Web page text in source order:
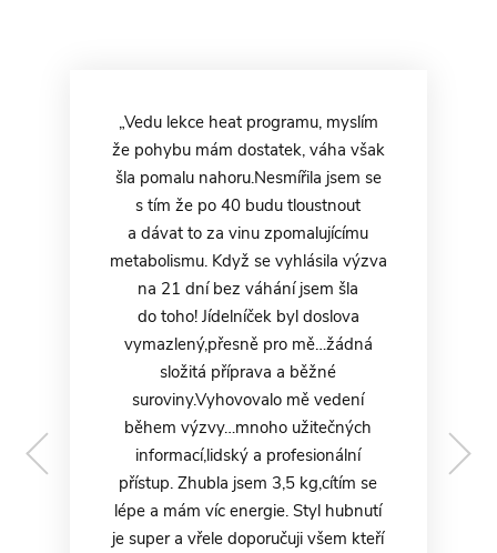
„Vedu lekce heat programu, myslím
že pohybu mám dostatek, váha však
šla pomalu nahoru.Nesmířila jsem se
s tím že po 40 budu tloustnout
a dávat to za vinu zpomalujícímu
metabolismu. Když se vyhlásila výzva
na 21 dní bez váhání jsem šla
do toho! Jídelníček byl doslova
vymazlený,přesně pro mě…žádná
složitá příprava a běžné
suroviny.Vyhovovalo mě vedení
během výzvy…mnoho užitečných
informací,lidský a profesionální
přístup. Zhubla jsem 3,5 kg,cítím se
lépe a mám víc energie. Styl hubnutí
je super a vřele doporučuji všem kteří
Barbora Bžezňanová